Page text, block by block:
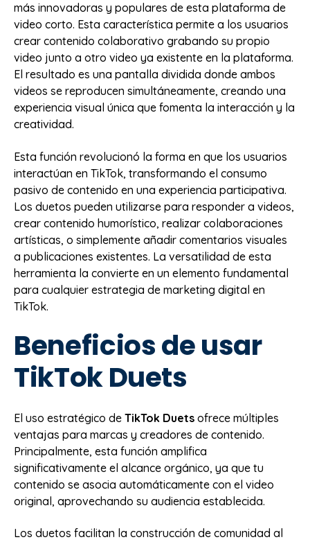
más innovadoras y populares de esta plataforma de
video corto. Esta característica permite a los usuarios
crear contenido colaborativo grabando su propio
video junto a otro video ya existente en la plataforma.
El resultado es una pantalla dividida donde ambos
videos se reproducen simultáneamente, creando una
experiencia visual única que fomenta la interacción y la
creatividad.
Esta función revolucionó la forma en que los usuarios
interactúan en TikTok, transformando el consumo
pasivo de contenido en una experiencia participativa.
Los duetos pueden utilizarse para responder a videos,
crear contenido humorístico, realizar colaboraciones
artísticas, o simplemente añadir comentarios visuales
a publicaciones existentes. La versatilidad de esta
herramienta la convierte en un elemento fundamental
para cualquier estrategia de marketing digital en
TikTok.
Beneficios de usar
TikTok Duets
El uso estratégico de TikTok Duets ofrece múltiples
ventajas para marcas y creadores de contenido.
Principalmente, esta función amplifica
significativamente el alcance orgánico, ya que tu
contenido se asocia automáticamente con el video
original, aprovechando su audiencia establecida.
Los duetos facilitan la construcción de comunidad al